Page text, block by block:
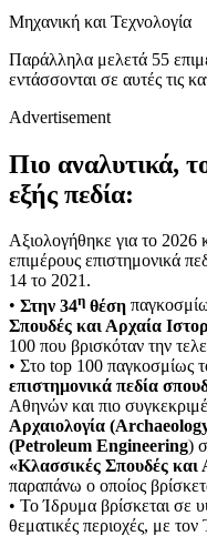
Μηχανική και Τεχνολογία
Παράλληλα μελετά 55
εντάσσονται σε αυτές τις
Advertisement
Πιο αναλυτικά,
εξής πεδία:
Αξιολογήθηκε για το 2026
επιμέρους επιστημονικά
14 το 2021.
• Στην 34η θέση
Σπουδές και Αρχαία
100 που βρισκόταν την
• Στο top 100 παγκοσμίως
επιστημονικά πεδία
Αθηνών και πιο
Αρχαιολογία
(Petroleum Engineering)
«Κλασσικές Σπουδές και
παραπάνω ο οποίος
• Το Ίδρυμα βρίσκεται σε
θεματικές περιοχές, με